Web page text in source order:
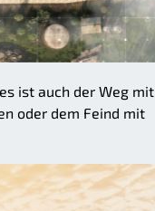
ist auch der Weg mit
oder dem Feind mit